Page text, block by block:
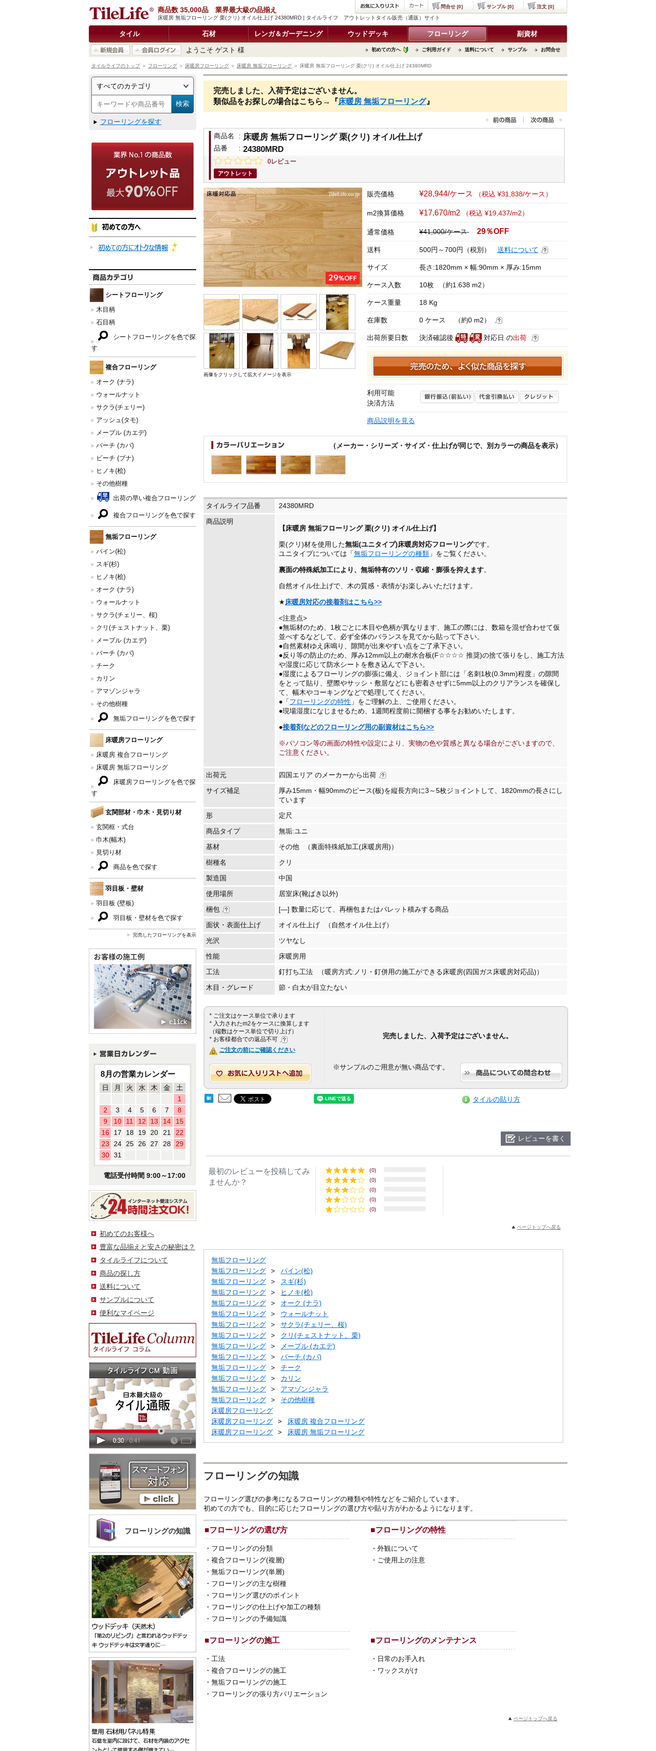
床暖房 無垢フローリング 栗(クリ) オイル仕上げ 24380MRD | タイルライフ アウトレットタイル販売（通販）サイト
商品数 35,000品 業界最大級の品揃え
タイル 石材 レンガ＆ガーデニング ウッドデッキ フローリング 副資材
ようこそ ゲスト 様 初めての方へ ご利用ガイド 送料について サンプル お問合せ
問合せ [0] サンプル [0] 注文 [0]
タイルライフのトップ＞ フローリング ＞ 床暖房フローリング ＞ 床暖房 無垢フローリング ＞ 床暖房 無垢フローリング 栗(クリ) オイル仕上げ 24380MRD
フローリングを探す
シートフローリング
木目柄
石目柄
シートフローリングを色で探
す
複合フローリング
オーク (ナラ)
ウォールナット
サクラ(チェリー)
アッシュ(タモ)
メープル (カエデ)
バーチ (カバ)
ビーチ (ブナ)
ヒノキ(桧)
その他樹種
出荷の早い複合フローリング
複合フローリングを色で探す
無垢フローリング
パイン(松)
スギ(杉)
ヒノキ(桧)
オーク (ナラ)
ウォールナット
サクラ(チェリー、桜)
クリ(チェストナット、栗)
メープル (カエデ)
バーチ (カバ)
チーク
カリン
アマゾンジャラ
その他樹種
無垢フローリングを色で探す
床暖房フローリング
床暖房 複合フローリング
床暖房 無垢フローリング
床暖房フローリングを色で探
す
玄関部材・巾木・見切り材
玄関框・式台
巾木(幅木)
見切り材
商品を色で探す
羽目板・壁材
羽目板 (壁板)
羽目板・壁材を色で探す
完売したフローリングを表示
8月の営業カレンダー
日 月 火 水 木 金
土
1
2
3 4 5 6 7
8
9
10 11 12 13 14
15
16
17 18 19 20 21
22
23
24 25 26 27 28
29
30 31
電話受付時間 9:00～17:00
初めてのお客様へ
豊富な品揃えと安さの秘密は？
タイルライフについて
商品の探し方
送料について
サンプルについて
便利なマイページ
フローリングの知識
完売しました、入荷予定はございません。
類似品をお探しの場合はこちら→『床暖房 無垢フローリング』
商品名 : 床暖房 無垢フローリング 栗(クリ) オイル仕上げ
品番 : 24380MRD
0レビュー
アウトレット
画像をクリックして拡大イメージを表示
販売価格 ¥28,944/ケース （税込 ¥31,838/ケース）
m2換算価格 ¥17,670/m2 （税込 ¥19,437/m2）
通常価格 ¥41,000/ケース 29％OFF
送料 500円～700円（税別） 送料について
サイズ 長さ:1820mm × 幅:90mm × 厚み:15mm
ケース入数 10枚 （約1.638 m2）
ケース重量 18 Kg
在庫数 0 ケース （約0 m2）
出荷所要日数 決済確認後 対応日 の出荷
利用可能
決済方法
商品説明を見る
（メーカー・シリーズ・サイズ・仕上げが同じで、別カラーの商品を表示）
タイルライフ品番
24380MRD
商品説明
【床暖房 無垢フローリング 栗(クリ) オイル仕上げ】
栗(クリ)材を使用した無垢(ユニタイプ)床暖房対応フローリングです。
ユニタイプについては「無垢フローリングの種類 」をご覧ください。
裏面の特殊紙加工により、無垢特有のソリ・収縮・膨張を抑えます。
自然オイル仕上げで、木の質感・表情がお楽しみいただけます。
★床暖房対応の接着剤はこちら>>
<注意点>
●無垢材のため、1枚ごとに木目や色柄が異なります、施工の際には、数箱を混ぜ合わせて仮
並べするなどして、必ず全体のバランスを見てから貼って下さい。
●自然素材ゆえ床鳴り、隙間が出来やすい点をご了承下さい。
●反り等の防止のため、厚み12mm以上の耐水合板(F☆☆☆☆ 推奨)の捨て張りをし、施工方法
や湿度に応じて防水シートを敷き込んで下さい。
●湿度によるフローリングの膨張に備え、ジョイント部には「名刺1枚(0.3mm)程度」の隙間
をとって貼り、壁際やサッシ・敷居などにも密着させずに5mm以上のクリアランスを確保し
て、幅木やコーキングなどで処理してください。
●「フローリングの特性 」をご理解の上、ご使用ください。
●現場湿度になじませるため、1週間程度前に開梱する事をお勧めいたします。
●接着剤などのフローリング用の副資材はこちら>>
※パソコン等の画面の特性や設定により、実物の色や質感と異なる場合がございますので、
ご注意ください。
出荷元
四国エリア のメーカーから出荷
サイズ補足
厚み15mm・幅90mmのピース(板)を縦長方向に3～5枚ジョイントして、1820mmの長さにし
ています
形
定尺
商品タイプ
無垢:ユニ
基材
その他
（裏面特殊紙加工(床暖房用)）
樹種名
クリ
製造国
中国
使用場所
居室床(靴ばき以外)
梱包
[―] 数量に応じて、再梱包またはパレット積みする商品
面状・表面仕上げ
オイル仕上げ
（自然オイル仕上げ）
光沢
ツヤなし
性能
床暖房用
工法
釘打ち工法
（暖房方式:ノリ・釘併用の施工ができる床暖房(四国ガス床暖房対応品)）
木目・グレード
節・白太が目立たない
* ご注文はケース単位で承ります
* 入力されたm2をケースに換算します
（端数はケース単位で切り上げ）
* お客様都合での返品不可
ご注文の前にご確認ください
完売しました、入荷予定はございません。
※サンプルのご用意が無い商品です。
タイルの貼り方
レビューを書く
最初のレビューを投稿してみ
ませんか？
(0)
(0)
(0)
(0)
(0)
ページトップへ戻る
無垢フローリング
無垢フローリング
パイン(松)
無垢フローリング
スギ(杉)
無垢フローリング
ヒノキ(桧)
無垢フローリング
オーク (ナラ)
無垢フローリング
ウォールナット
無垢フローリング
サクラ(チェリー、桜)
無垢フローリング
クリ(チェストナット、栗)
無垢フローリング
メープル (カエデ)
無垢フローリング
バーチ (カバ)
無垢フローリング
チーク
無垢フローリング
カリン
無垢フローリング
アマゾンジャラ
無垢フローリング
その他樹種
床暖房フローリング
床暖房フローリング
床暖房 複合フローリング
床暖房フローリング
床暖房 無垢フローリング
フローリングの知識
フローリング選びの参考になるフローリングの種類や特性などをご紹介しています。
初めての方でも、目的に応じたフローリングの選び方や貼り方がわかるようになります。
■フローリングの選び方
・ フローリングの分類
・ 複合フローリング(複層)
・ 無垢フローリング(単層)
・ フローリングの主な樹種
・ フローリング選びのポイント
・ フローリングの仕上げや加工の種類
・ フローリングの予備知識
■フローリングの特性
・ 外観について
・ ご使用上の注意
■フローリングの施工
・ 工法
・ 複合フローリングの施工
・ 無垢フローリングの施工
・ フローリングの張り方バリエーション
■フローリングのメンテナンス
・ 日常のお手入れ
・ ワックスがけ
ページトップへ戻る